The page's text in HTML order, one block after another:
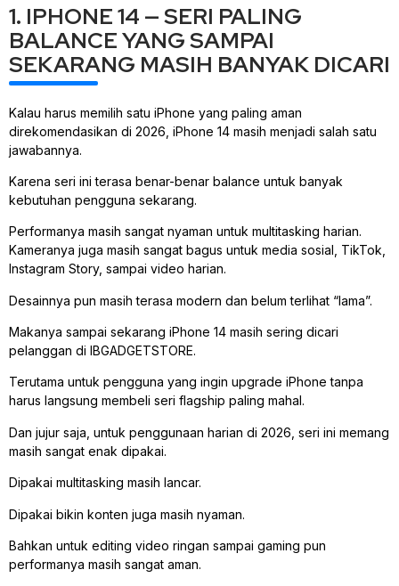
1. IPHONE 14 — SERI PALING
BALANCE YANG SAMPAI
SEKARANG MASIH BANYAK DICARI
Kalau harus memilih satu iPhone yang paling aman
direkomendasikan di 2026, iPhone 14 masih menjadi salah satu
jawabannya.
Karena seri ini terasa benar-benar balance untuk banyak
kebutuhan pengguna sekarang.
Performanya masih sangat nyaman untuk multitasking harian.
Kameranya juga masih sangat bagus untuk media sosial, TikTok,
Instagram Story, sampai video harian.
Desainnya pun masih terasa modern dan belum terlihat “lama”.
Makanya sampai sekarang iPhone 14 masih sering dicari
pelanggan di IBGADGETSTORE.
Terutama untuk pengguna yang ingin upgrade iPhone tanpa
harus langsung membeli seri flagship paling mahal.
Dan jujur saja, untuk penggunaan harian di 2026, seri ini memang
masih sangat enak dipakai.
Dipakai multitasking masih lancar.
Dipakai bikin konten juga masih nyaman.
Bahkan untuk editing video ringan sampai gaming pun
performanya masih sangat aman.